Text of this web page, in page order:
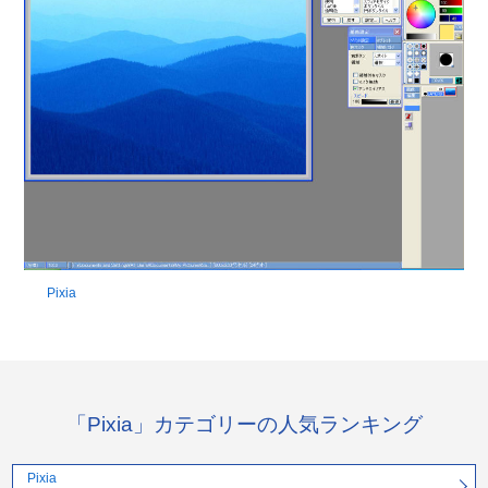
Pixia
「Pixia」カテゴリーの人気ランキング
Pixia